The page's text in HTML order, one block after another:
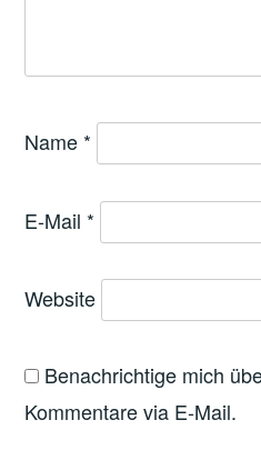
Name *
E-Mail *
Website
Benachrichtige mich
Kommentare via E-Mail.